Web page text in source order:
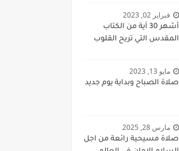
فبراير 02, 2023
أشهر 30 آية من الكتاب
المقدس التي تريح القلوب
مايو 13, 2023
صلاة الصباح وبداية يوم جديد
مارس 28, 2025
صلاة مسيحية رائعة من اجل